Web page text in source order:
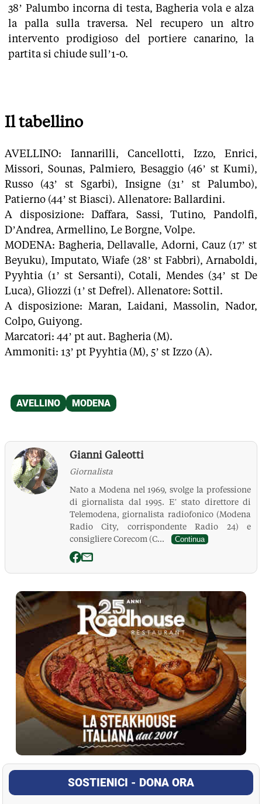
38’ Palumbo incorna di testa, Bagheria vola e alza
la palla sulla traversa. Nel recupero un altro
intervento prodigioso del portiere canarino, la
partita si chiude sull’1-0.
Il tabellino
AVELLINO: Iannarilli, Cancellotti, Izzo, Enrici,
Missori, Sounas, Palmiero, Besaggio (46’ st Kumi),
Russo (43’ st Sgarbi), Insigne (31’ st Palumbo),
Patierno (44’ st Biasci). Allenatore: Ballardini.
A disposizione: Daffara, Sassi, Tutino, Pandolfi,
D’Andrea, Armellino, Le Borgne, Volpe.
MODENA: Bagheria, Dellavalle, Adorni, Cauz (17’ st
Beyuku), Imputato, Wiafe (28’ st Fabbri), Arnaboldi,
Pyyhtia (1’ st Sersanti), Cotali, Mendes (34’ st De
Luca), Gliozzi (1’ st Defrel). Allenatore: Sottil.
A disposizione: Maran, Laidani, Massolin, Nador,
Colpo, Guiyong.
Marcatori: 44’ pt aut. Bagheria (M).
Ammoniti: 13’ pt Pyyhtia (M), 5’ st Izzo (A).
Gianni Galeotti
Giornalista
Nato a Modena nel 1969, svolge la professione
di giornalista dal 1995. E’ stato direttore di
Telemodena, giornalista radiofonico (Modena
Radio City, corrispondente Radio 24) e
consigliere Corecom (C...
Continua
La Pressa
SOSTIENICI - DONA ORA